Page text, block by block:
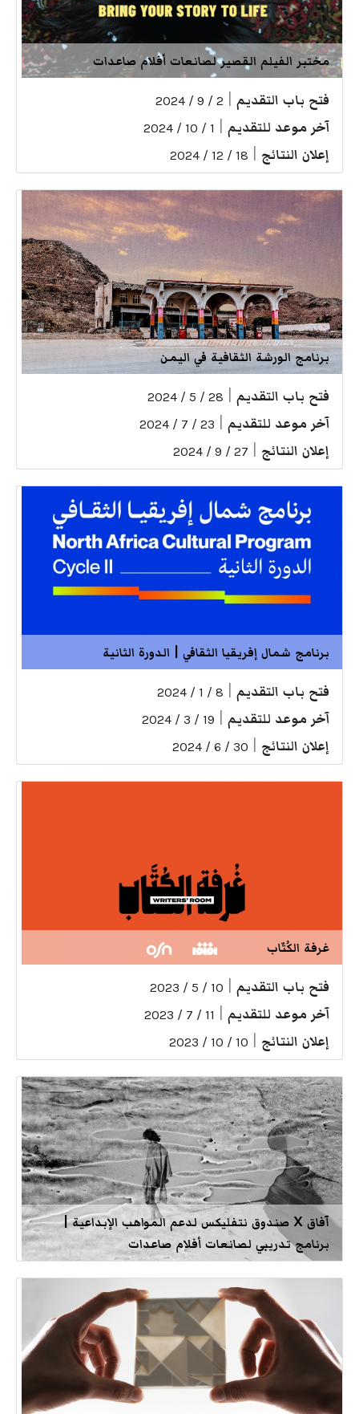
مختبر الفيلم القصير لصانعات أفلام صاعدات
فتح باب التقديم 2 / 9 / 2024
آخر موعد للتقديم 1 / 10 / 2024
إعلان النتائج 18 / 12 / 2024
برنامج الورشة الثقافية في اليمن
فتح باب التقديم 28 / 5 / 2024
آخر موعد للتقديم 23 / 7 / 2024
إعلان النتائج 27 / 9 / 2024
برنامج شمال إفريقيا الثقافي | الدورة الثانية
فتح باب التقديم 8 / 1 / 2024
آخر موعد للتقديم 19 / 3 / 2024
إعلان النتائج 30 / 6 / 2024
غرفة الكُتّاب
فتح باب التقديم 10 / 5 / 2023
آخر موعد للتقديم 11 / 7 / 2023
إعلان النتائج 10 / 10 / 2023
آفاق X صندوق نتفليكس لدعم المواهب الإبداعية |
برنامج تدريبي لصانعات أفلام صاعدات